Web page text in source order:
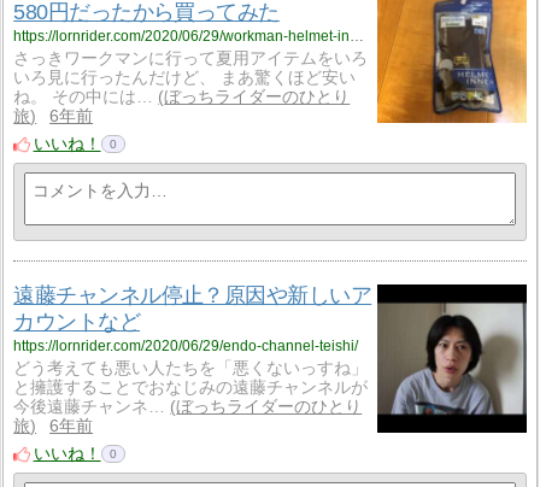
580円だったから買ってみた
https://lornrider.com/2020/06/29/workman-helmet-innner/
さっきワークマンに行って夏用アイテムをいろ
いろ見に行ったんだけど、 まあ驚くほど安い
ね。 その中には…
ぼっちライダーのひとり
旅
6年前
いいね！
0
遠藤チャンネル停止？原因や新しいア
カウントなど
https://lornrider.com/2020/06/29/endo-channel-teishi/
どう考えても悪い人たちを「悪くないっすね」
と擁護することでおなじみの遠藤チャンネルが
今後遠藤チャンネ…
ぼっちライダーのひとり
旅
6年前
いいね！
0